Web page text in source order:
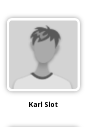
Karl Slot